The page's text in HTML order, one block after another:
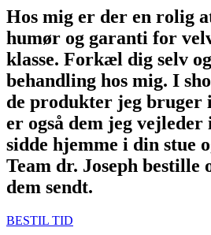
Hos mig er der en rolig
humør og garanti for
klasse. Forkæl dig selv
behandling hos mig. I
de produkter jeg bruger
er også dem jeg vejleder
sidde hjemme i din stue
Team dr. Joseph bestille
dem sendt.
BESTIL TID